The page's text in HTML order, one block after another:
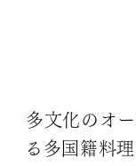
多文化のオ
る多国籍料